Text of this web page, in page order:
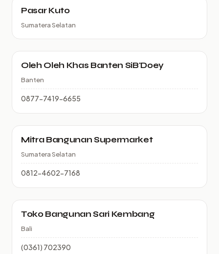
Pasar Kuto
Sumatera Selatan
Oleh Oleh Khas Banten SiB'Doey
Banten
0877-7419-6655
Mitra Bangunan Supermarket
Sumatera Selatan
0812-4602-7168
Toko Bangunan Sari Kembang
Bali
(0361) 702390